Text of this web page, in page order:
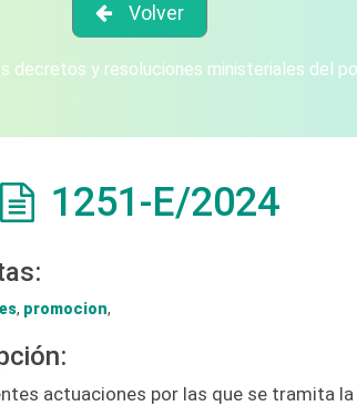
Volver
decretos y resoluciones ministeriales del
1251-E/2024
, promocion,
actuaciones por las que se tramita